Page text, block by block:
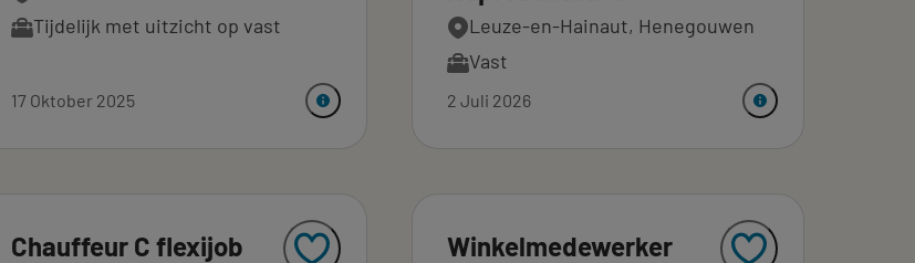
Tijdelijk met uitzicht op vast
17 Oktober 2025
Leuze-en-Hainaut, Henegouwen
Vast
2 Juli 2026
Chauffeur C flexijob
Winkelmedewerker